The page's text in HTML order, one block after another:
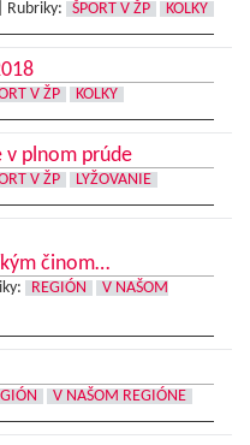
Rubriky: ŠPORT V ŽP KOLKY
V ŽP KOLKY
v plnom prúde
V ŽP LYŽOVANIE
činom…
REGIÓN
V NAŠOM
V NAŠOM REGIÓNE